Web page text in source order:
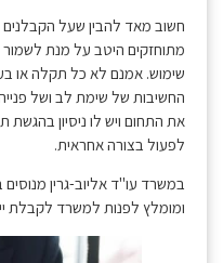
חשוב מאד להבין שעל הקבלנים
מתוחזקים היטב על מנת לשמור על
שימוש. אמנם לא כל תקלה או בעיה
החשיבות של שימת לב ושל פנייה
את התחום ויש לו ניסיון בהגשת תביעת
לפעול בצורה אחראית.
במשרד עו"ד אליוב-גרין מנוסים
ומומלץ לפנות למשרד לקבלת ייעוץ